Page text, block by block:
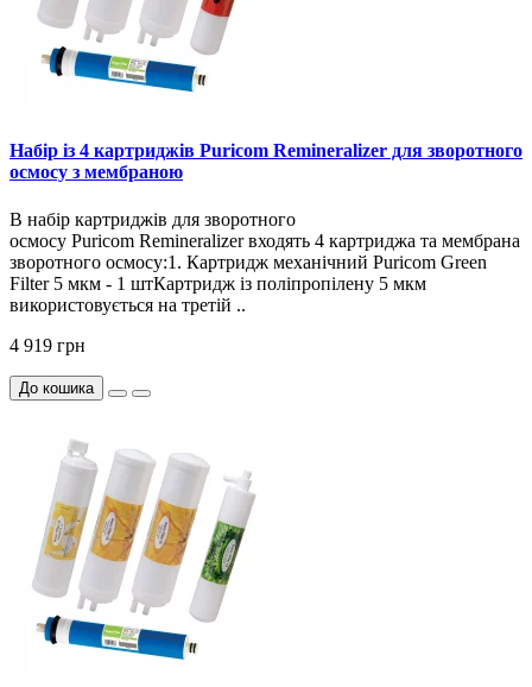
Набір із 4 картриджів Puricom Remineralizer для зворотного
осмосу з мембраною
В набір картриджів для зворотного
осмосу Puricom Remineralizer входять 4 картриджа та мембрана
зворотного осмосу:1. Картридж механічний Puricom Green
Filter 5 мкм - 1 штКартридж із поліпропілену 5 мкм
використовується на третій ..
4 919 грн
До кошика